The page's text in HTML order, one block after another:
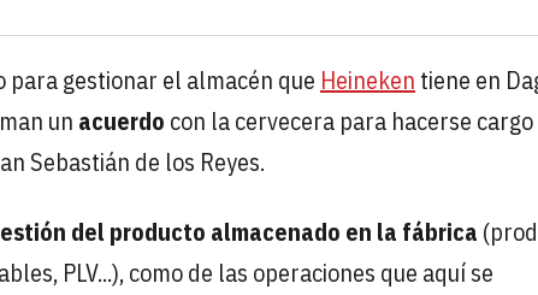
para gestionar el almacén que Heineken tiene en
un acuerdo con la cervecera para hacerse
Sebastián de los Reyes.
del producto almacenado en la fábrica
PLV...), como de las operaciones que aquí se